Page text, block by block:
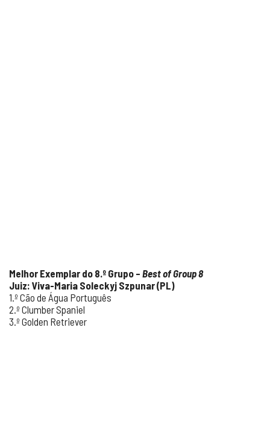
Melhor Exemplar do 8.º Grupo – Best of Group 8
Juiz: Viva-Maria Soleckyj Szpunar (PL)
1.º Cão de Água Português
2.º Clumber Spaniel
3.º Golden Retriever